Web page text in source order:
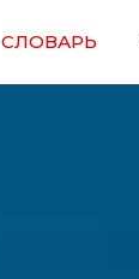
СЛОВАРЬ